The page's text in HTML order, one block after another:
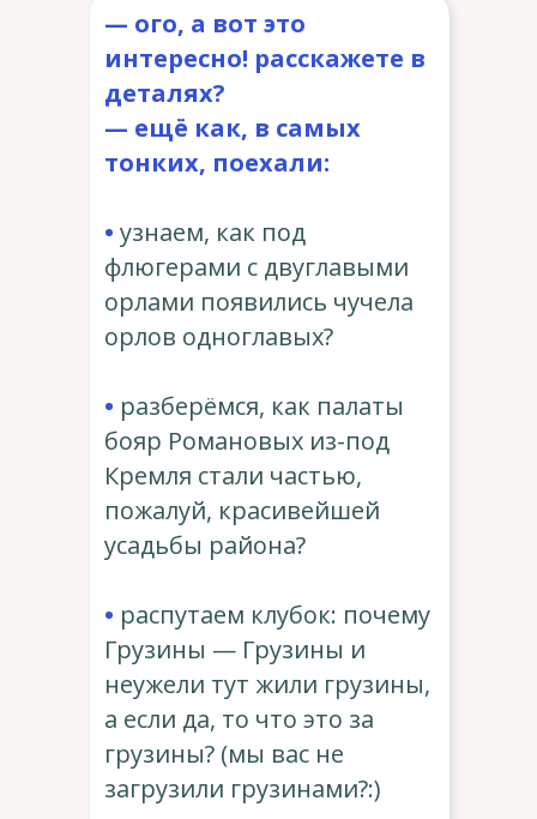
— ого, а вот это
интересно! расскажете в
деталях?
— ещё как, в самых
тонких, поехали:
• узнаем, как под
флюгерами с двуглавыми
орлами появились чучела
орлов одноглавых?
• разберёмся, как палаты
бояр Романовых из-под
Кремля стали частью,
пожалуй, красивейшей
усадьбы района?
• распутаем клубок: почему
Грузины — Грузины и
неужели тут жили грузины,
а если да, то что это за
грузины? (мы вас не
загрузили грузинами?:)